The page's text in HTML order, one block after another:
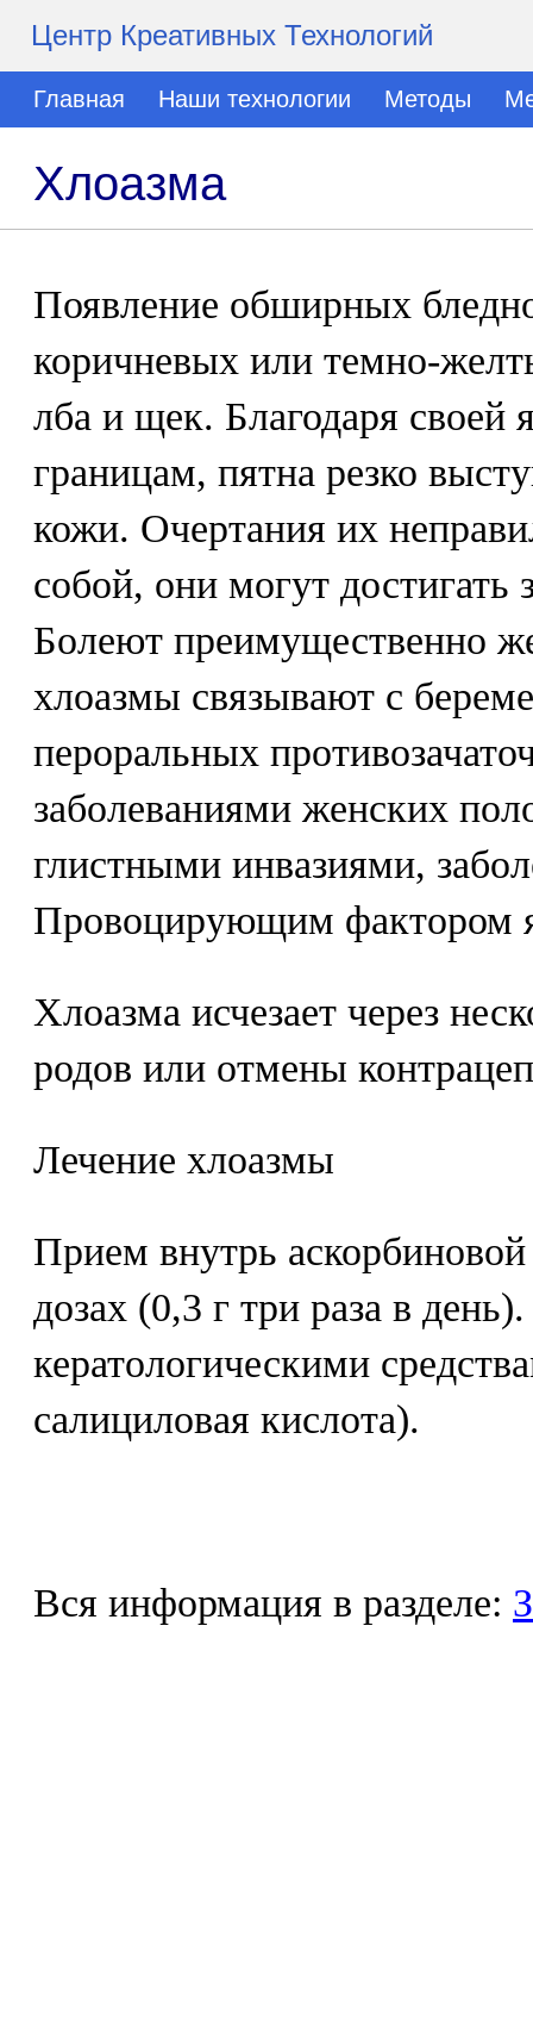
Центр Креативных Технологий
Главная Наши технологии Методы
Хлоазма
Появление обширных
коричневых или темно-
лба и щек. Благодаря своей
границам, пятна резко
кожи. Очертания их
собой, они могут достигать
Болеют преимущественно
хлоазмы связывают с
пероральных
заболеваниями женских
глистными инвазиями,
Провоцирующим фактором
Хлоазма исчезает через
родов или отмены
Лечение хлоазмы
Прием внутрь
дозах (0,3 г три раза в
кератологическими
салициловая кислота).
Вся информация в разделе: